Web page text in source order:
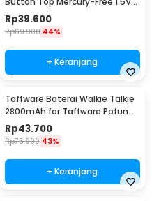
10 PCS - Zi5
Rp39.600
Rp69.900 44%
+ Keranjang
Taffware Baterai Walkie Talkie
2800mAh for Taffware Pofung
BF-UV82 - BL-8
Rp43.700
Rp75.900 43%
+ Keranjang